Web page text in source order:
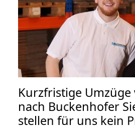
Kurzfristige
nach Buckenhofer
stellen für uns kein